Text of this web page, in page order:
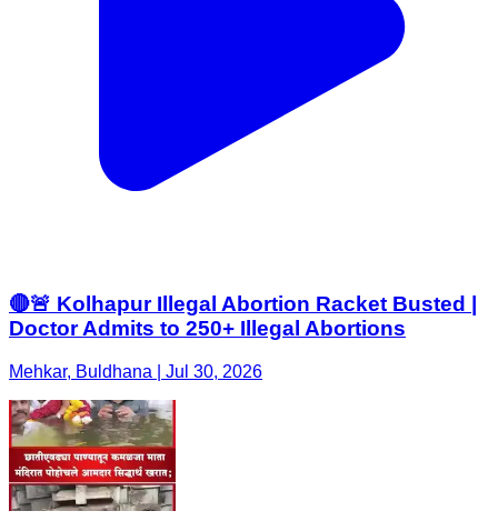
🔴🚨 Kolhapur Illegal Abortion Racket Busted |
Doctor Admits to 250+ Illegal Abortions
Mehkar, Buldhana | Jul 30, 2026